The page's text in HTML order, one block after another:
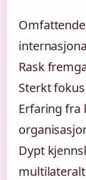
Rask
Sterkt
Erfaring fra
Dypt